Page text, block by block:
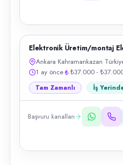
Elektronik Üretim/montaj
Ankara Kahramankazan
1 ay önce
₺37.000 -
Tam Zamanlı İş
Başvuru kanalları